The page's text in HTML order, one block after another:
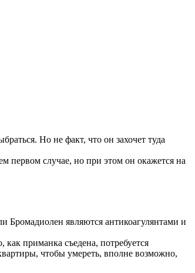
Но не факт, что он захочет туда
первом случае, но при этом он окажется на
Бромадиолен являются антикоагулянтами и
приманка съедена, потребуется
чтобы умереть, вполне возможно,